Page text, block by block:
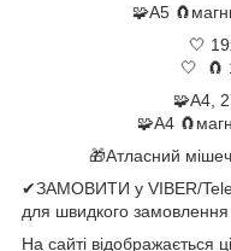
🧩А5
🤍
🤍 🧲
🧩А4,
🧩А4
🎁Атласний
✔ЗАМОВИТИ у VIBER/
для швидкого замовлення
На сайті відображається